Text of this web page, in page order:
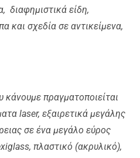
είδη,
και σχεδία σε αντικείμενα,
πραγματοποιείται
laser, εξαιρετικά μεγάλης
σε ένα μεγάλο εύρος
πλαστικό (ακρυλικό),